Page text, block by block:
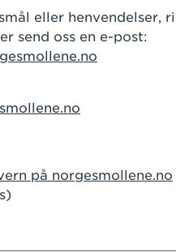
eller henvendelser,
send oss en e-post:
på norgesmollene.no